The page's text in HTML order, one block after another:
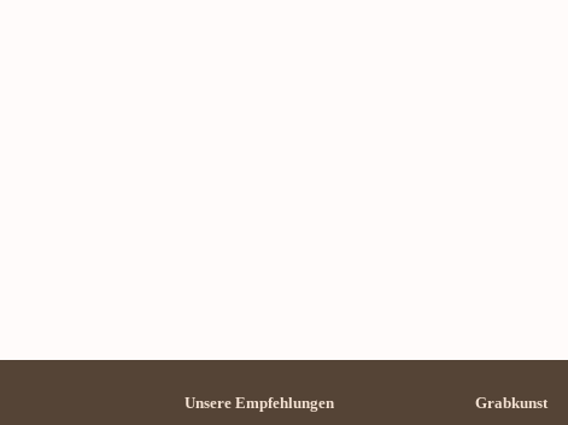
Unsere Empfehlungen
Grabkunst